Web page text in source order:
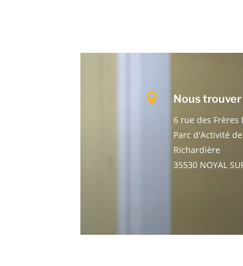
 Nous trouver
6 rue des Frères
Parc d'Activité
Richardière
35530 NOYAL